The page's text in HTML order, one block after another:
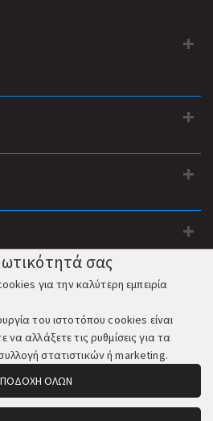
σας
για την καλύτερη εμπειρία
του ιστοτόπου cookies είναι
αλλάξετε τις ρυθμίσεις για τα
στατιστικών ή marketing.
ΟΛΩΝ